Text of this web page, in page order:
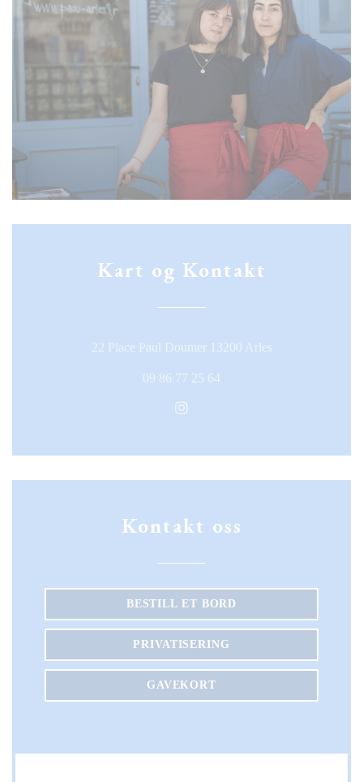
Kart og Kontakt
22 Place Paul Doumer 13200 Arles((åpner i et nytt
09 86 77 25 64
Kontakt oss
BESTILL ET BORD
PRIVATISERING
GAVEKORT